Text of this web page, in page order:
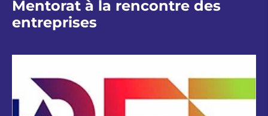
Mentorat à la rencontre des
entreprises